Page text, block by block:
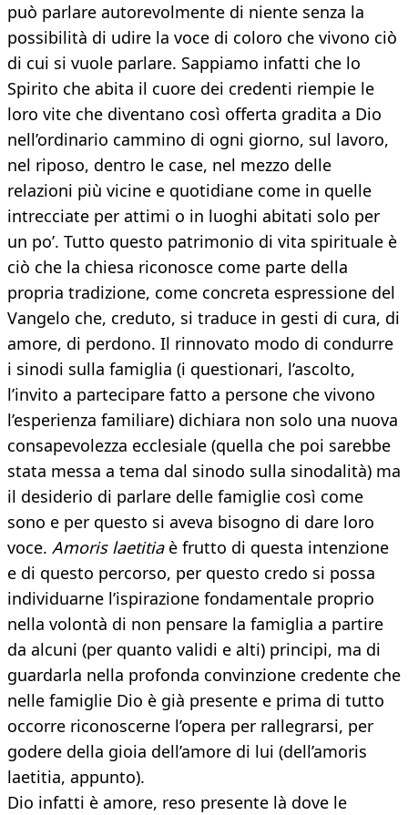
può parlare autorevolmente di niente senza la
possibilità di udire la voce di coloro che vivono ciò
di cui si vuole parlare. Sappiamo infatti che lo
Spirito che abita il cuore dei credenti riempie le
loro vite che diventano così offerta gradita a Dio
nell’ordinario cammino di ogni giorno, sul lavoro,
nel riposo, dentro le case, nel mezzo delle
relazioni più vicine e quotidiane come in quelle
intrecciate per attimi o in luoghi abitati solo per
un po’. Tutto questo patrimonio di vita spirituale è
ciò che la chiesa riconosce come parte della
propria tradizione, come concreta espressione del
Vangelo che, creduto, si traduce in gesti di cura, di
amore, di perdono. Il rinnovato modo di condurre
i sinodi sulla famiglia (i questionari, l’ascolto,
l’invito a partecipare fatto a persone che vivono
l’esperienza familiare) dichiara non solo una nuova
consapevolezza ecclesiale (quella che poi sarebbe
stata messa a tema dal sinodo sulla sinodalità) ma
il desiderio di parlare delle famiglie così come
sono e per questo si aveva bisogno di dare loro
voce. Amoris laetitiaè frutto di questa intenzione
e di questo percorso, per questo credo si possa
individuarne l’ispirazione fondamentale proprio
nella volontà di non pensare la famiglia a partire
da alcuni (per quanto validi e alti) principi, ma di
guardarla nella profonda convinzione credente che
nelle famiglie Dio è già presente e prima di tutto
occorre riconoscerne l’opera per rallegrarsi, per
godere della gioia dell’amore di lui (dell’amoris
laetitia, appunto).
Dio infatti è amore, reso presente là dove le